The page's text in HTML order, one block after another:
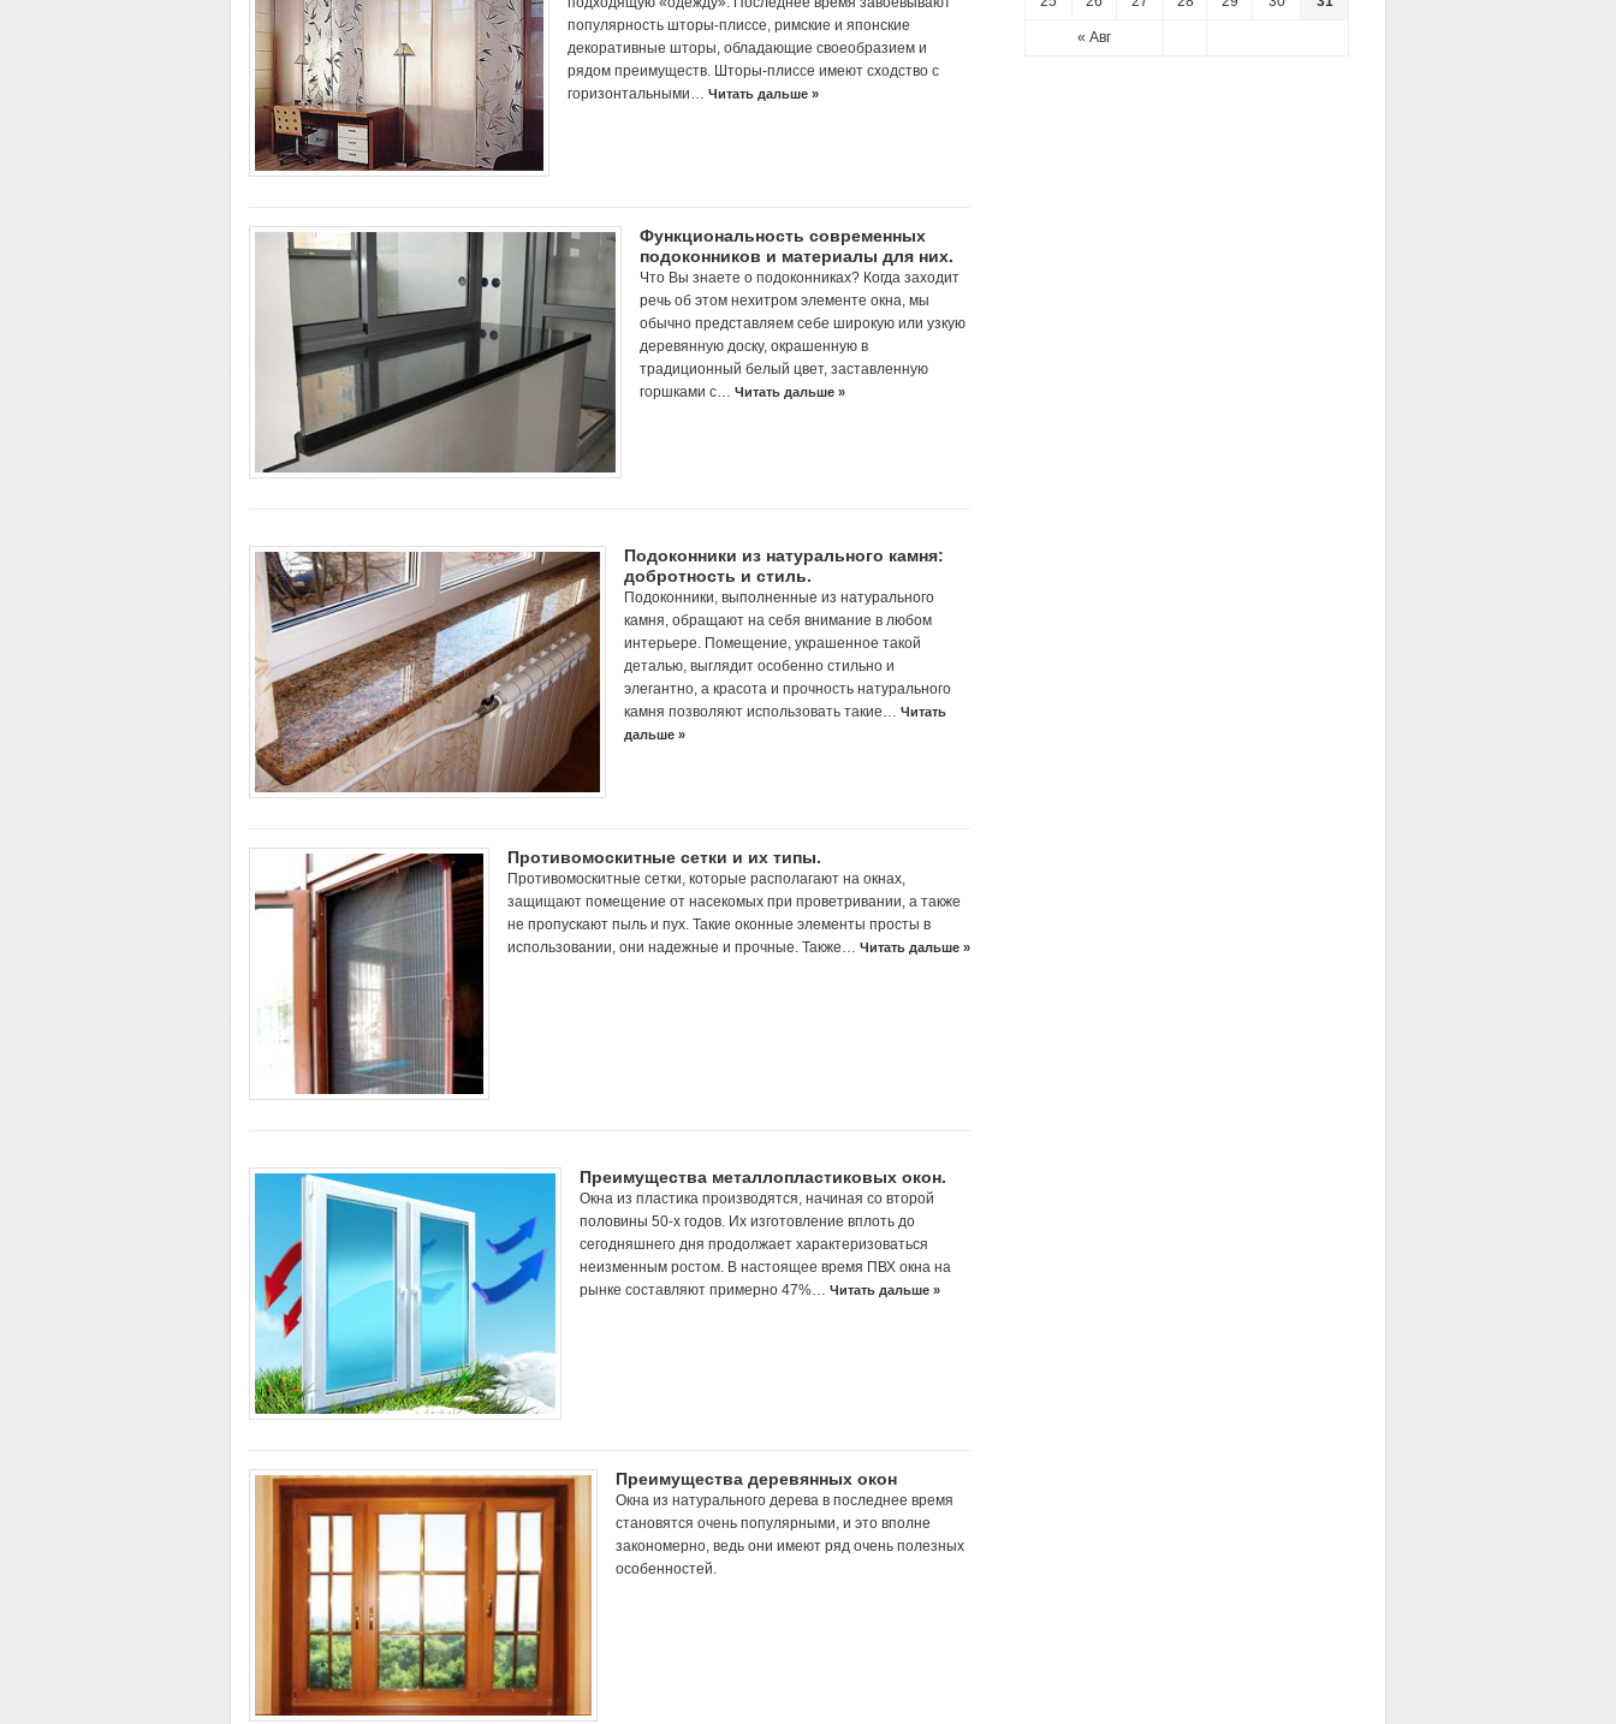
популярность шторы-плиссе, римские и японские
декоративные шторы, обладающие своеобразием и
рядом преимуществ. Шторы-плиссе имеют сходство с
горизонтальными… Читать дальше »
Функциональность современных
подоконников и материалы для них.
Что Вы знаете о подоконниках? Когда заходит
речь об этом нехитром элементе окна, мы
обычно представляем себе широкую или узкую
деревянную доску, окрашенную в
традиционный белый цвет, заставленную
горшками с… Читать дальше »
Подоконники из натурального камня:
добротность и стиль.
Подоконники, выполненные из натурального
камня, обращают на себя внимание в любом
интерьере. Помещение, украшенное такой
деталью, выглядит особенно стильно и
элегантно, а красота и прочность натурального
камня позволяют использовать такие… Читать
дальше »
Противомоскитные сетки и их типы.
Противомоскитные сетки, которые располагают на окнах,
защищают помещение от насекомых при проветривании, а также
не пропускают пыль и пух. Такие оконные элементы просты в
использовании, они надежные и прочные. Также… Читать дальше »
Преимущества металлопластиковых окон.
Окна из пластика производятся, начиная со второй
половины 50-х годов. Их изготовление вплоть до
сегодняшнего дня продолжает характеризоваться
неизменным ростом. В настоящее время ПВХ окна на
рынке составляют примерно 47%… Читать дальше »
Преимущества деревянных окон
Окна из натурального дерева в последнее время
становятся очень популярными, и это вполне
закономерно, ведь они имеют ряд очень полезных
особенностей.
« Авг